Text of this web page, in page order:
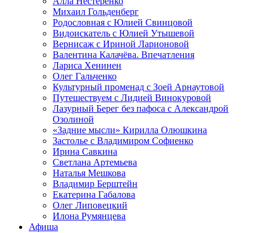
Михаил Гольденберг
Родословная с Юлией Свинцовой
Видоискатель с Юлией Утышевой
Вернисаж с Ириной Ларионовой
Валентина Калачёва. Впечатления
Лариса Хенинен
Олег Гальченко
Культурный променад с Зоей Арнаутовой
Путешествуем с Лидией Винокуровой
Лазурный Берег без пафоса с Александрой
Озолиной
«Задние мысли» Кирилла Олюшкина
Застолье с Владимиром Софиенко
Ирина Савкина
Светлана Артемьева
Наталья Мешкова
Владимир Берштейн
Екатерина Габалова
Олег Липовецкий
Илона Румянцева
Афиша